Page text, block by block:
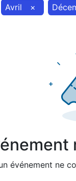
Avril ×
événement ne